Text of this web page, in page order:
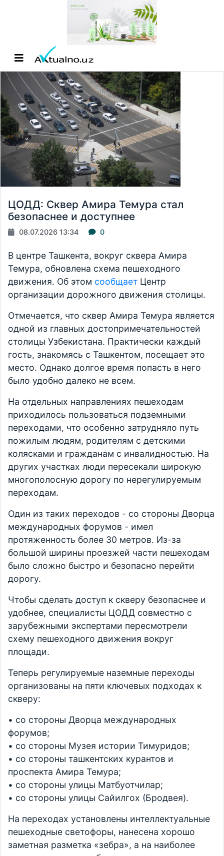
ЦОДД: Сквер Амира Темура стал
безопаснее и доступнее
08.07.2026 13:34 0
В центре Ташкента, вокруг сквера Амира
Темура, обновлена схема пешеходного
движения. Об этом сообщает Центр
организации дорожного движения столицы.
Отмечается, что сквер Амира Темура является
одной из главных достопримечательностей
столицы Узбекистана. Практически каждый
гость, знакомясь с Ташкентом, посещает это
место. Однако долгое время попасть в него
было удобно далеко не всем.
На отдельных направлениях пешеходам
приходилось пользоваться подземными
переходами, что особенно затрудняло путь
пожилым людям, родителям с детскими
колясками и гражданам с инвалидностью. На
других участках люди пересекали широкую
многополосную дорогу по нерегулируемым
переходам.
Один из таких переходов - со стороны Дворца
международных форумов - имел
протяженность более 30 метров. Из-за
большой ширины проезжей части пешеходам
было сложно быстро и безопасно перейти
дорогу.
Чтобы сделать доступ к скверу безопаснее и
удобнее, специалисты ЦОДД совместно с
зарубежными экспертами пересмотрели
схему пешеходного движения вокруг
площади.
Теперь регулируемые наземные переходы
организованы на пяти ключевых подходах к
скверу:
• со стороны Дворца международных
форумов;
• со стороны Музея истории Тимуридов;
• со стороны ташкентских курантов и
проспекта Амира Темура;
• со стороны улицы Матбуотчилар;
• со стороны улицы Сайилгох (Бродвея).
На переходах установлены интеллектуальные
пешеходные светофоры, нанесена хорошо
заметная разметка «зебра», а на наиболее